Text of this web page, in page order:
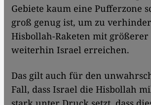
Gebiete kaum eine Pufferzone
groß genug ist, um zu
Hisbollah-Raketen mit größerer
weiterhin Israel erreichen.
Das gilt auch für den
Fall, dass Israel die Hisbollah